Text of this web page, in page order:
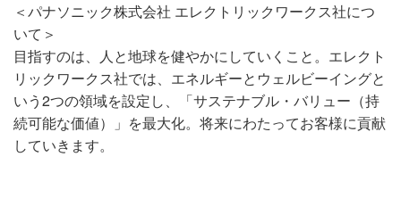
＜パナソニック株式会社 エレクトリックワークス社につ
いて＞
目指すのは、人と地球を健やかにしていくこと。エレクト
リックワークス社では、エネルギーとウェルビーイングと
いう2つの領域を設定し、「サステナブル・バリュー（持
続可能な価値）」を最大化。将来にわたってお客様に貢献
していきます。